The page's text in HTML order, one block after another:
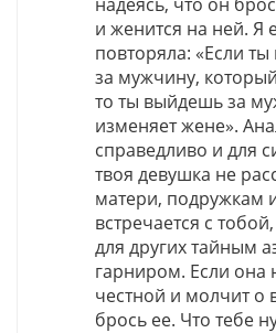
и женится на ней. Я
повторяла: «Если
за мужчину,
то ты выйдешь за
изменяет жене».
справедливо и для
твоя девушка не
матери, подружкам
встречается с
для других тайным
гарниром. Если она
честной и молчит о
брось ее. Что тебе